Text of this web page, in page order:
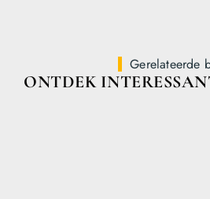
Gerelateerde
ONTDEK